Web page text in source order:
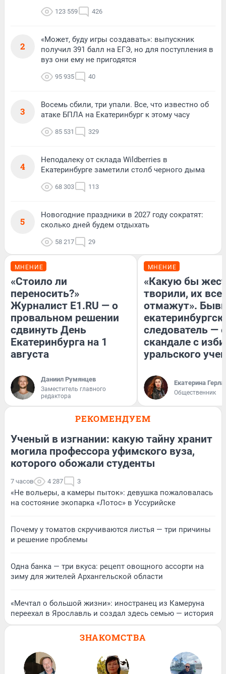
123 559 426
2
«Может, буду игры создавать»: выпускник
получил 391 балл на ЕГЭ, но для поступления в
вуз они ему не пригодятся
95 935 40
3
Восемь сбили, три упали. Все, что известно об
атаке БПЛА на Екатеринбург к этому часу
85 531 329
4
Неподалеку от склада Wildberries в
Екатеринбурге заметили столб черного дыма
68 303 113
5
Новогодние праздники в 2027 году сократят:
сколько дней будем отдыхать
58 217 29
МНЕНИЕ
«Стоило ли
переносить?»
Журналист E1.RU — о
провальном решении
сдвинуть День
Екатеринбурга на 1
августа
Даниил Румянцев
Заместитель главного
редактора
МНЕНИЕ
«Какую бы
творили, их
отмажут».
следователь —
скандале с
уральского
Екатерина
Общественник
РЕКОМЕНДУЕМ
Ученый в изгнании: какую тайну хранит
могила профессора уфимского вуза,
которого обожали студенты
7 часов 4 287 3
«Не вольеры, а камеры пыток»: девушка пожаловалась
на состояние экопарка «Лотос» в Уссурийске
Почему у томатов скручиваются листья — три причины
и решение проблемы
Одна банка — три вкуса: рецепт овощного ассорти на
зиму для жителей Архангельской области
«Мечтал о большой жизни»: иностранец из Камеруна
переехал в Ярославль и создал здесь семью — история
ЗНАКОМСТВА